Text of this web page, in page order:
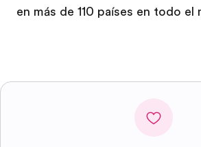
en más de 110 países en todo el